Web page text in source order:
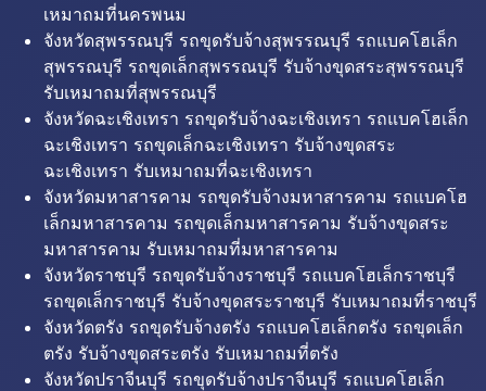
เหมาถมที่นครพนม
จังหวัดสุพรรณบุรี รถขุดรับจ้างสุพรรณบุรี รถแบคโฮเล็ก
สุพรรณบุรี รถขุดเล็กสุพรรณบุรี รับจ้างขุดสระสุพรรณบุรี
รับเหมาถมที่สุพรรณบุรี
จังหวัดฉะเชิงเทรา รถขุดรับจ้างฉะเชิงเทรา รถแบคโฮเล็ก
ฉะเชิงเทรา รถขุดเล็กฉะเชิงเทรา รับจ้างขุดสระ
ฉะเชิงเทรา รับเหมาถมที่ฉะเชิงเทรา
จังหวัดมหาสารคาม รถขุดรับจ้างมหาสารคาม รถแบคโฮ
เล็กมหาสารคาม รถขุดเล็กมหาสารคาม รับจ้างขุดสระ
มหาสารคาม รับเหมาถมที่มหาสารคาม
จังหวัดราชบุรี รถขุดรับจ้างราชบุรี รถแบคโฮเล็กราชบุรี
รถขุดเล็กราชบุรี รับจ้างขุดสระราชบุรี รับเหมาถมที่ราชบุรี
จังหวัดตรัง รถขุดรับจ้างตรัง รถแบคโฮเล็กตรัง รถขุดเล็ก
ตรัง รับจ้างขุดสระตรัง รับเหมาถมที่ตรัง
จังหวัดปราจีนบุรี รถขุดรับจ้างปราจีนบุรี รถแบคโฮเล็ก